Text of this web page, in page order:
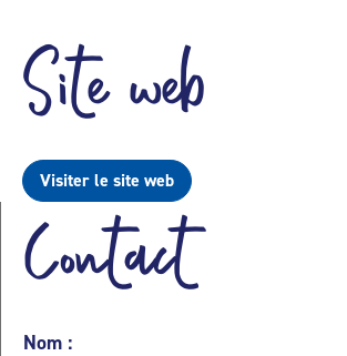
Site web
Visiter le site web
Contact
Nom :